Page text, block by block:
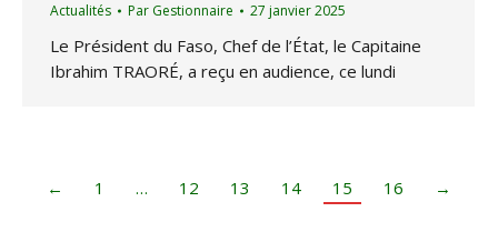
Actualités Par Gestionnaire 27 janvier 2025
Le Président du Faso, Chef de l’État, le Capitaine
Ibrahim TRAORÉ, a reçu en audience, ce lundi
← 1 … 12 13 14 15 16 →